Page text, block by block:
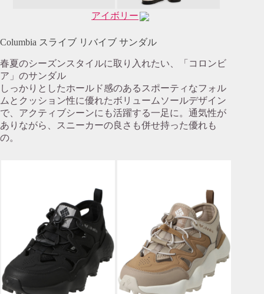
アイボリー
Columbia スライブ リバイブ サンダル
春夏のシーズンスタイルに取り入れたい、「コロンビ
ア」のサンダル
しっかりとしたホールド感のあるスポーティなフォル
ムとクッション性に優れたボリュームソールデザイン
で、アクティブシーンにも活躍する一足に。通気性が
ありながら、スニーカーの良さも併せ持った優れも
の。